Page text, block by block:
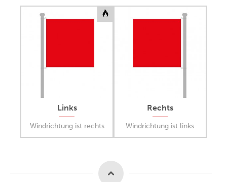
Links
Windrichtung ist rechts
Rechts
Windrichtung ist links